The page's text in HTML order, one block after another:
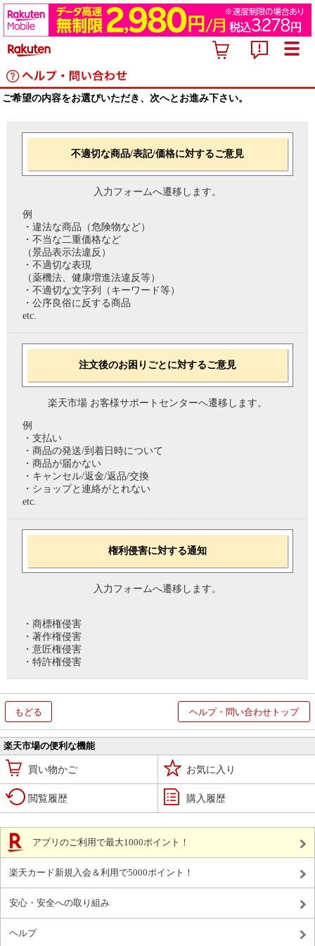
ご希望の内容をお選びいただき、次へとお進み下さい。
不適切な商品/表記/価格に対するご意見
入力フォームへ遷移します。
例
・違法な商品（危険物など）
・不当な二重価格など
（景品表示法違反）
・不適切な表現
（薬機法、健康増進法違反等）
・不適切な文字列（キーワード等）
・公序良俗に反する商品
etc.
注文後のお困りごとに対するご意見
楽天市場 お客様サポートセンターへ遷移します。
例
・支払い
・商品の発送/到着日時について
・商品が届かない
・キャンセル/返金/返品/交換
・ショップと連絡がとれない
etc.
権利侵害に対する通知
入力フォームへ遷移します。
・商標権侵害
・著作権侵害
・意匠権侵害
・特許権侵害
もどる ヘルプ・問い合わせトップ
楽天市場の便利な機能
買い物かご お気に入り
閲覧履歴 購入履歴
アプリのご利用で最大1000ポイント！
楽天カード新規入会＆利用で5000ポイント！
安心・安全への取り組み
ヘルプ